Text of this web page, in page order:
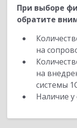
При выборе
обратите
на
на
системы
Наличие